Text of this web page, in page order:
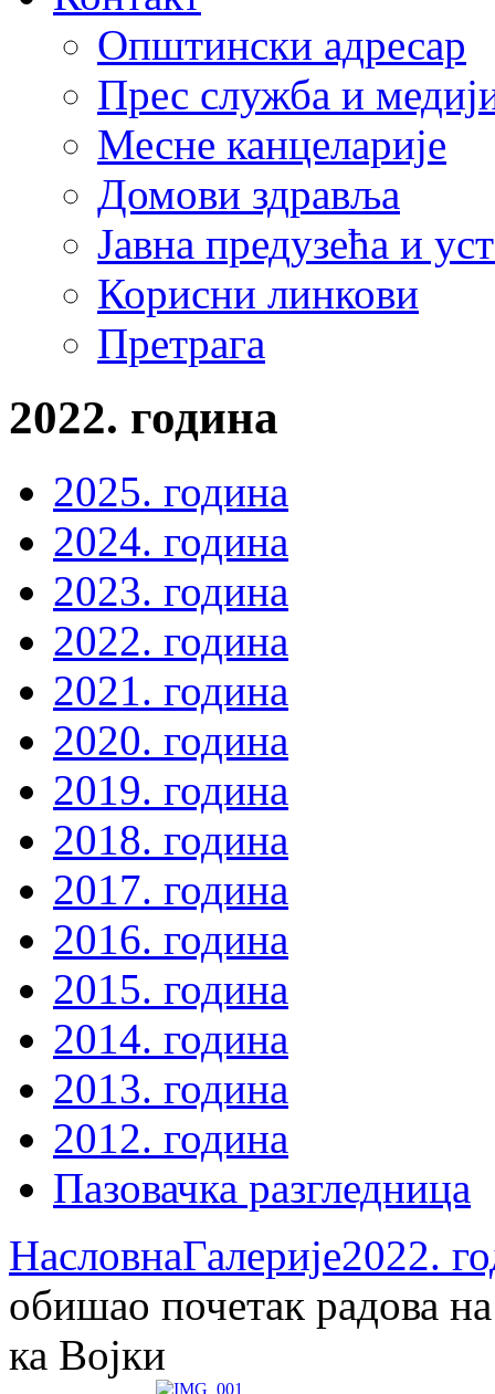
Општински адресар
Прес служба и
Месне канцеларије
Домови здравља
Јавна предузећа и
Корисни линкови
Претрага
2022. година
2025. година
2024. година
2023. година
2022. година
2021. година
2020. година
2019. година
2018. година
2017. година
2016. година
2015. година
2014. година
2013. година
2012. година
Пазовачка разгледница
НасловнаГалерије2022.
обишао почетак радова
ка Војки